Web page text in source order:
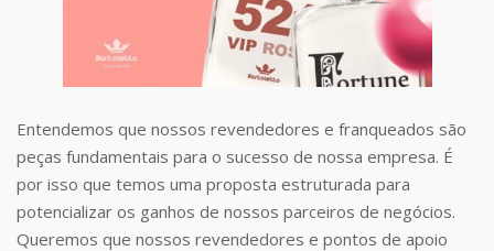
Entendemos que nossos revendedores e franqueados são
peças fundamentais para o sucesso de nossa empresa. É
por isso que temos uma proposta estruturada para
potencializar os ganhos de nossos parceiros de negócios.
Queremos que nossos revendedores e pontos de apoio